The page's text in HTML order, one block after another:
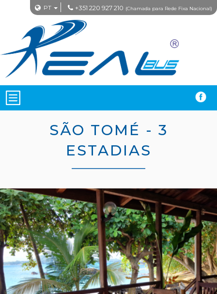
PT +351 220 927 210 (Chamada para Rede Fixa Nacional)
SÃO TOMÉ - 3
ESTADIAS